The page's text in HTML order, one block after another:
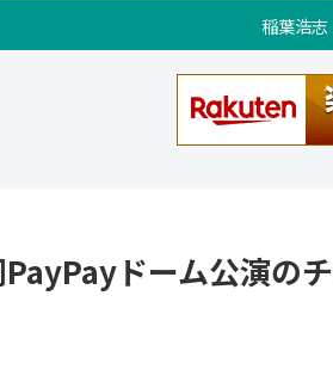
稲葉浩
PayPayドーム公演の